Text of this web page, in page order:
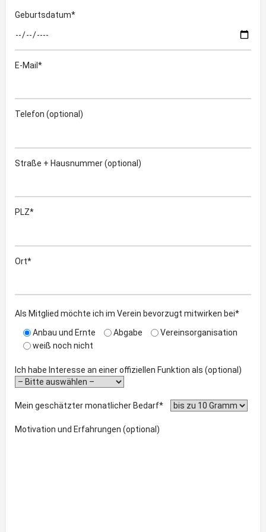
Geburtsdatum*
E-Mail*
Telefon (optional)
Straße + Hausnummer (optional)
PLZ*
Ort*
Als Mitglied möchte ich im Verein bevorzugt mitwirken bei*
Anbau und Ernte
Abgabe
Vereinsorganisation
weiß noch nicht
Ich habe Interesse an einer offiziellen Funktion als (optional)
Mein geschätzter monatlicher Bedarf*
Motivation und Erfahrungen (optional)